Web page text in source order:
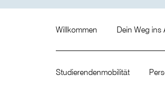
Willkommen Dein Weg ins
Studierendenmobilität